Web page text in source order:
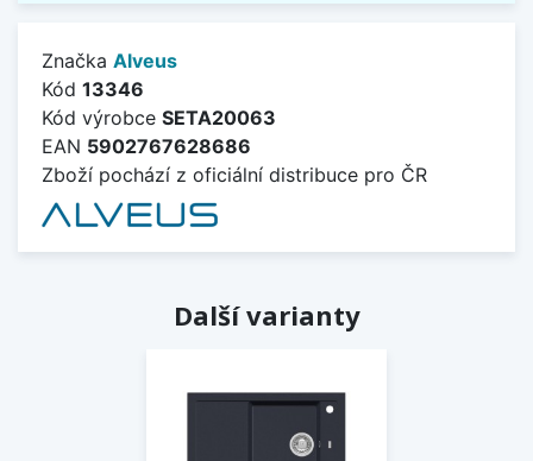
Značka Alveus
Kód 13346
Kód výrobce SETA20063
EAN 5902767628686
Zboží pochází z oficiální distribuce pro ČR
Další varianty